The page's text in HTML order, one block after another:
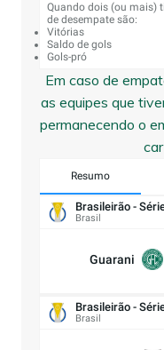
Quando dois (ou mais)
de desempate são:
Vitórias
Saldo de gols
Gols-pró
Em caso de
as equipes que
permanecendo o
Resumo
Brasileirão -
Brasil
Guarani
Brasileirão -
Brasil